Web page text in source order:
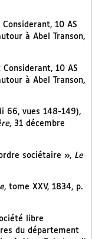
10 AS
à Abel Transon,
10 AS
à Abel Transon,
66, vues 148-149),
, 31 décembre
sociétaire », Le
, tome XXV, 1834, p.
libre
du département